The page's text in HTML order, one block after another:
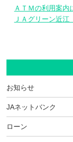
ＡＴＭの利用案内
ＪＡグリーン近
お知らせ
JAネットバンク
ローン